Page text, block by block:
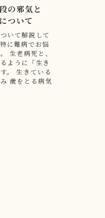
の邪気と
ついて
いて解説して
に難病でお悩
生老病死と、
ように「生き
。 生きている
歳をとる病気